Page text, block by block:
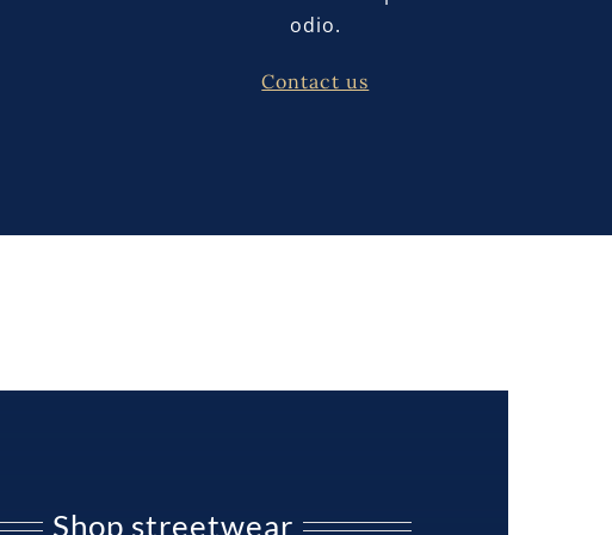
odio.
Contact us
Shop streetwear